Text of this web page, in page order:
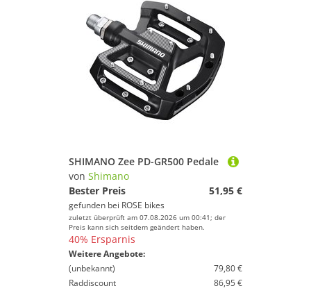
SHIMANO Zee PD-GR500 Pedale
von Shimano
Bester Preis
51,95 €
gefunden bei ROSE bikes
zuletzt überprüft am 07.08.2026 um 00:41; der
Preis kann sich seitdem geändert haben.
40% Ersparnis
Weitere Angebote:
(unbekannt)
79,80 €
Raddiscount
86,95 €